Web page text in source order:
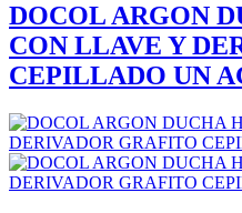
DOCOL ARGON
CON LLAVE Y
CEPILLADO UN